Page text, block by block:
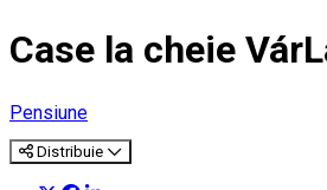
Case la cheie
Pensiune
Distribuie